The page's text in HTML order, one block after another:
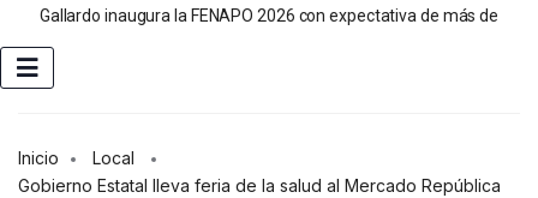
Gallardo inaugura la FENAPO 2026 con expectativa de más de
Inicio
Local
Gobierno Estatal lleva feria de la salud al Mercado República